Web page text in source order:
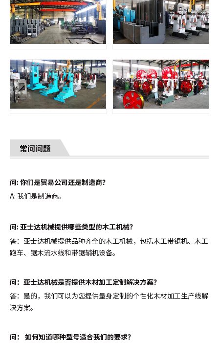
常问问题
问: 你们是贸易公司还是制造商？
A: 我们是制造商。
问: 亚士达机械提供哪些类型的木工机械？
答：亚士达机械提供品种齐全的木工机械，包括木工带锯机、木工
跑车、锯木流水线和带锯辅机设备。
问：亚士达机械是否提供木材加工定制解决方案？
答：是的，我们可以为您提供量身定制的个性化木材加工生产线解
决方案。
问： 如何知道哪种型号适合我们的要求？